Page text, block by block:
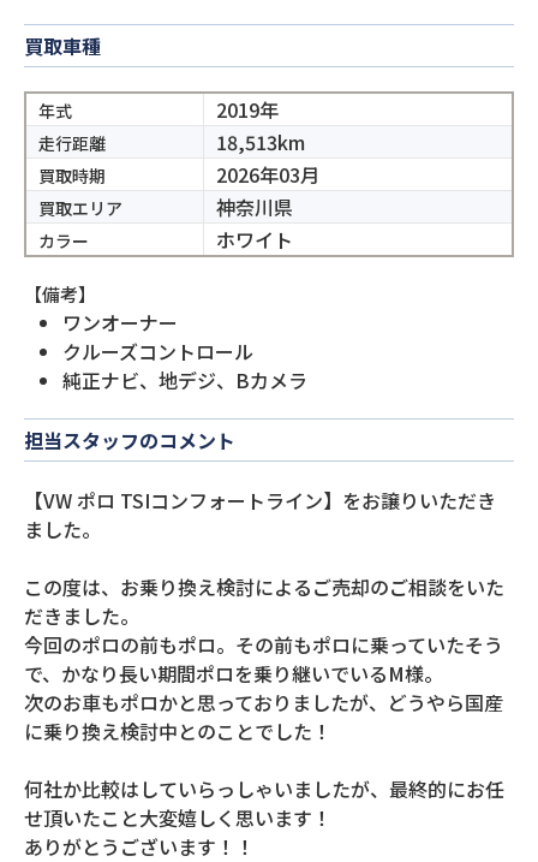
買取車種
年式 2019年
走行距離 18,513km
買取時期 2026年03月
買取エリア 神奈川県
カラー ホワイト
【備考】
ワンオーナー
クルーズコントロール
純正ナビ、地デジ、Bカメラ
担当スタッフのコメント
【VW ポロ TSIコンフォートライン】をお譲りいただき
ました。
この度は、お乗り換え検討によるご売却のご相談をいた
だきました。
今回のポロの前もポロ。その前もポロに乗っていたそう
で、かなり長い期間ポロを乗り継いでいるM様。
次のお車もポロかと思っておりましたが、どうやら国産
に乗り換え検討中とのことでした！
何社か比較はしていらっしゃいましたが、最終的にお任
せ頂いたこと大変嬉しく思います！
ありがとうございます！！